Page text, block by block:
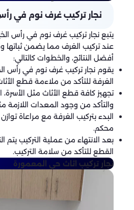
نجار تركيب غرف نوم في
يتبع نجار تركيب غرف نوم في رأس
عند تركيب الغرف مما يضمن
أفضل النتائج، والخطوات كالتالي:
يقوم نجار تركيب غرف نوم في رأس
الغرفة للتأكد من ملاءمة قطع
تجهيز كافة قطع الأثاث مثل الأسرة،
والتأكد من وجود المعدات اللازمة
البدء بتركيب الغرفة مع مراعاة
محكم.
بعد الانتهاء من عملية التركيب يتم
القطع للتأكد من سلامة التركيب.
نجار تركيب اثاث حي المعمورة